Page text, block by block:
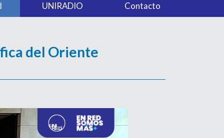
UNIRADIO Contacto
del Oriente